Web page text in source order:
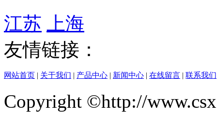
江苏
上海
友情链接：
网站首页 | 关于我们 | 产品中心 | 新闻中心 | 在线留言 | 联系我们
Copyright ©http://